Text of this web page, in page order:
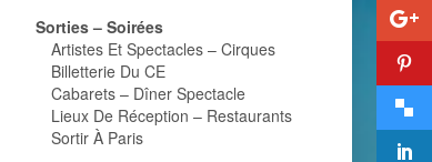
Sorties – Soirées
Artistes Et Spectacles – Cirques
Billetterie Du CE
Cabarets – Dîner Spectacle
Lieux De Réception – Restaurants
Sortir À Paris